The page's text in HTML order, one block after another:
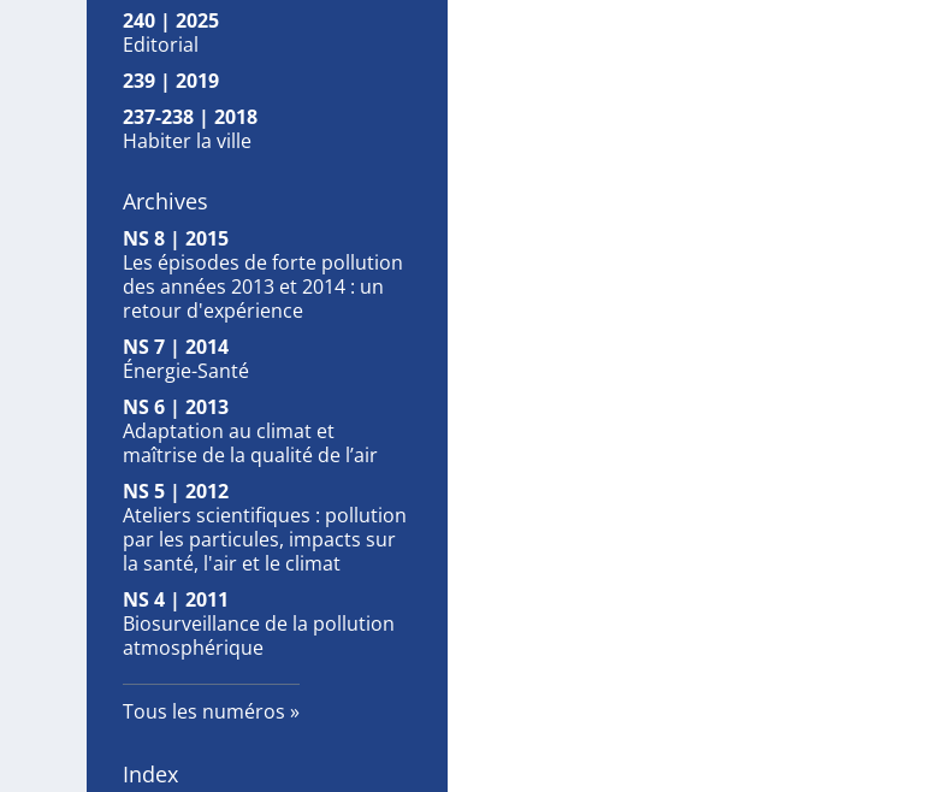
240 | 2025
Editorial
239 | 2019
237-238 | 2018
Habiter la ville
Archives
NS 8 | 2015
Les épisodes de forte pollution
des années 2013 et 2014 : un
retour d'expérience
NS 7 | 2014
Énergie-Santé
NS 6 | 2013
Adaptation au climat et
maîtrise de la qualité de l’air
NS 5 | 2012
Ateliers scientifiques : pollution
par les particules, impacts sur
la santé, l'air et le climat
NS 4 | 2011
Biosurveillance de la pollution
atmosphérique
Tous les numéros
Index